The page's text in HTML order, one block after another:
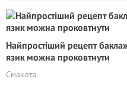
Найпростіший рецепт
язик можна проковтнути
Смакота